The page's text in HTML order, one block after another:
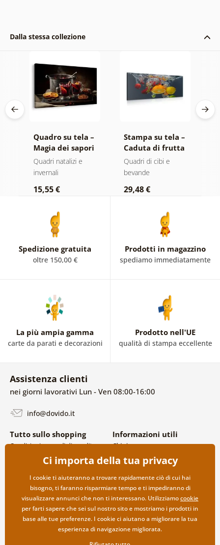
Dalla stessa collezione
Quadro su tela –
Magia dei sapori
natalizi
Quadri natalizi e
invernali
15,55 €
Stampa su tela –
Caduta di frutta
nell'acqua
Quadri di cibi e
bevande
29,48 €
Spedizione gratuita
oltre 150,00 €
Prodotti in magazzino
spediamo immediatamente
La più ampia gamma
carte da parati e decorazioni
Prodotto nell'UE
qualità di stampa eccellente
Assistenza clienti
nei giorni lavorativi Lun - Ven 08:00-16:00
info@dovido.it
Tutto sullo shopping
Condizioni generali di vendita e
Politica sulla privacy
Opzioni di spedizione e
pagamento
Reso della merce
Informazioni utili
Chi siamo
FAQ
Contatti
Collaborazione all’ingrosso
Ci importa della tua privacy
I cookie ti aiuteranno a trovare rapidamente ciò di cui hai
bisogno, ti faranno risparmiare tempo e ti impediranno di
visualizzare annunci che non ti interessano. Utilizziamocookie
per farti sapere che sei sul nostro sito e mostriamo i prodotti in
base alle tue preferenze. I cookie ci aiutano a migliorare la tua
esperienza di navigazione migliorata.